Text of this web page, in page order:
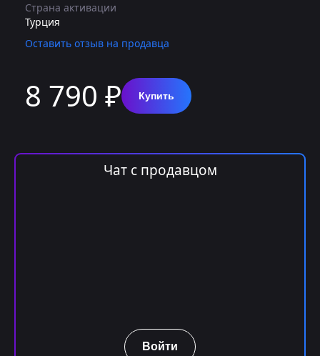
Страна активации
Турция
Оставить отзыв на продавца
8 790 ₽ Купить
Чат с продавцом
Войти